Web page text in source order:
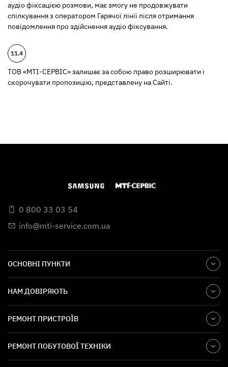
аудіо фіксацією розмови, має змогу не продовжувати
спілкування з оператором Гарячої лінії після отримання
повідомлення про здійснення аудіо фіксування.
ТОВ «МТІ-СЕРВІС» залишає за собою право розширювати і
скорочувати пропозицію, представлену на Сайті.
0 800 33 03 54
info@mti-service.com.ua
ОСНОВНІ ПУНКТИ
НАМ ДОВІРЯЮТЬ
РЕМОНТ ПРИСТРОЇВ
РЕМОНТ ПОБУТОВОЇ ТЕХНІКИ